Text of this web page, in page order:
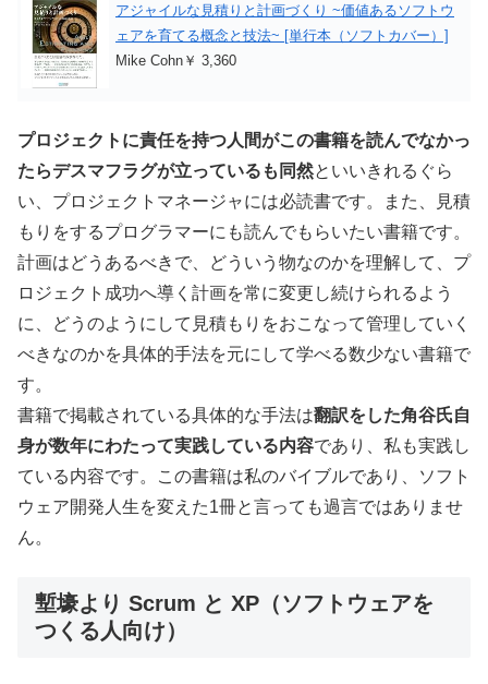
アジャイルな見積りと計画づくり ~価値あるソフトウ
ェアを育てる概念と技法~ [単行本（ソフトカバー）]
Mike Cohn￥ 3,360
プロジェクトに責任を持つ人間がこの書籍を読んでなかっ
たらデスマフラグが立っているも同然といいきれるぐら
い、プロジェクトマネージャには必読書です。また、見積
もりをするプログラマーにも読んでもらいたい書籍です。
計画はどうあるべきで、どういう物なのかを理解して、プ
ロジェクト成功へ導く計画を常に変更し続けられるよう
に、どうのようにして見積もりをおこなって管理していく
べきなのかを具体的手法を元にして学べる数少ない書籍で
す。
書籍で掲載されている具体的な手法は翻訳をした角谷氏自
身が数年にわたって実践している内容であり、私も実践し
ている内容です。この書籍は私のバイブルであり、ソフト
ウェア開発人生を変えた1冊と言っても過言ではありませ
ん。
塹壕より Scrum と XP（ソフトウェアを
つくる人向け）